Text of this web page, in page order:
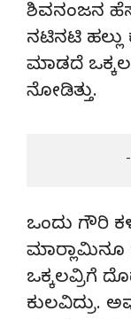
ಶಿವನಂಜನ
ನಟಿನಟಿ ಹಲ್ಲು
ಮಾಡದೆ
ನೋಡಿತ್ತು.
ಒಂದು ಗೌರಿ
ಮಾರ‌್ಲಾಮಿನೂ
ಒಕ್ಕಲವ್ರಿಗೆ
ಕುಲವಿದ್ರು.